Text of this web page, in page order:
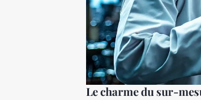
Le charme du sur-